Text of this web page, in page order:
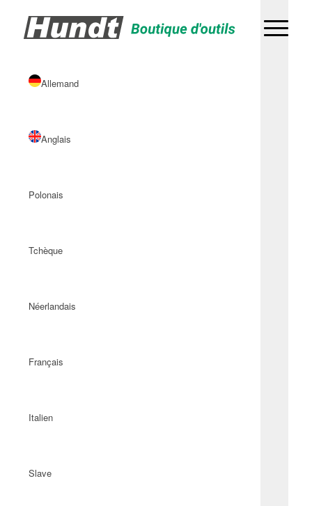
Allemand
Anglais
Polonais
Tchèque
Néerlandais
Français
Italien
Slave